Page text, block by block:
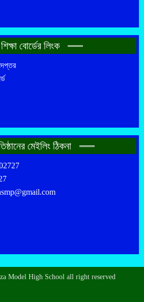
শিক্ষা বোর্ডের লিংক
মেইলিং ঠিকনা
Model High School all right reserved